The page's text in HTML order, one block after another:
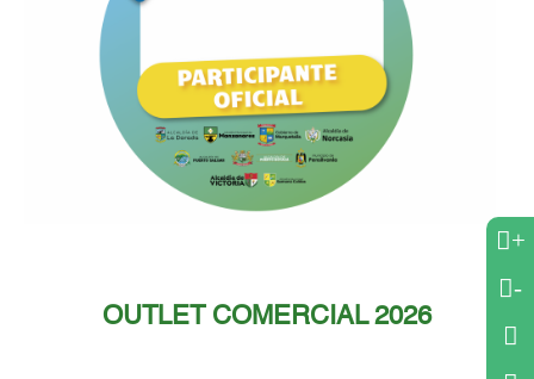
OUTLET COMERCIAL 2026
+
-